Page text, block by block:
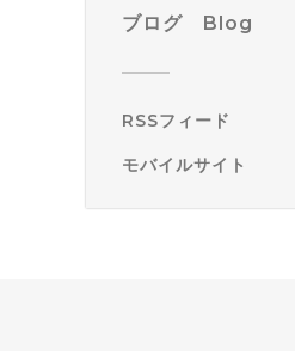
ブログ Blog
RSSフィード
モバイルサイト